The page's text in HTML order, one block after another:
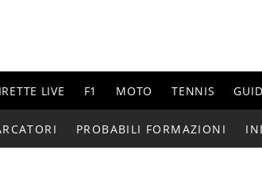
LIVE F1 MOTO TENNIS
PROBABILI FORMAZIONI